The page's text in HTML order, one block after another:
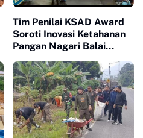
Tim Penilai KSAD Award
Soroti Inovasi Ketahanan
Pangan Nagari Balai
Warga Jadi Nilai Utama